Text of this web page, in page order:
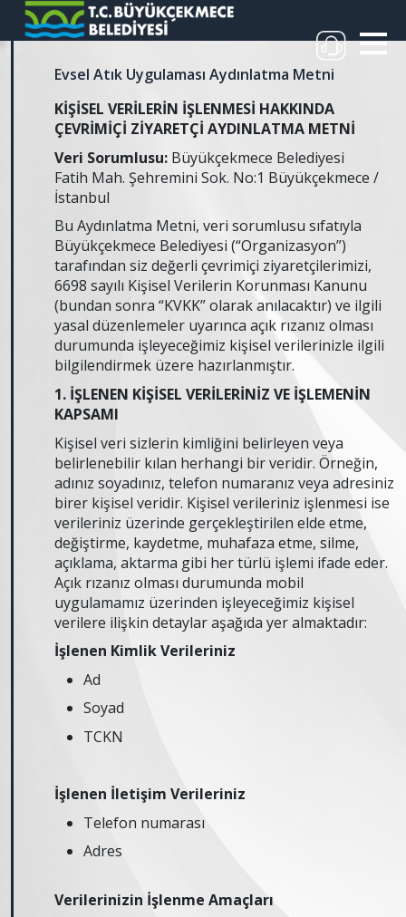
Evsel Atık Uygulaması Aydınlatma Metni
KİŞİSEL VERİLERİN İŞLENMESİ HAKKINDA
ÇEVRİMİÇİ ZİYARETÇİ AYDINLATMA METNİ
Veri Sorumlusu: Büyükçekmece Belediyesi
Fatih Mah. Şehremini Sok. No:1 Büyükçekmece /
İstanbul
Bu Aydınlatma Metni, veri sorumlusu sıfatıyla
Büyükçekmece Belediyesi (“Organizasyon”)
tarafından siz değerli çevrimiçi ziyaretçilerimizi,
6698 sayılı Kişisel Verilerin Korunması Kanunu
(bundan sonra “KVKK” olarak anılacaktır) ve ilgili
yasal düzenlemeler uyarınca açık rızanız olması
durumunda işleyeceğimiz kişisel verilerinizle ilgili
bilgilendirmek üzere hazırlanmıştır.
1. İŞLENEN KİŞİSEL VERİLERİNİZ VE İŞLEMENİN
KAPSAMI
Kişisel veri sizlerin kimliğini belirleyen veya
belirlenebilir kılan herhangi bir veridir. Örneğin,
adınız soyadınız, telefon numaranız veya adresiniz
birer kişisel veridir. Kişisel verileriniz işlenmesi ise
verileriniz üzerinde gerçekleştirilen elde etme,
değiştirme, kaydetme, muhafaza etme, silme,
açıklama, aktarma gibi her türlü işlemi ifade eder.
Açık rızanız olması durumunda mobil
uygulamamız üzerinden işleyeceğimiz kişisel
verilere ilişkin detaylar aşağıda yer almaktadır:
İşlenen Kimlik Verileriniz
Ad
Soyad
TCKN
İşlenen İletişim Verileriniz
Telefon numarası
Adres
Verilerinizin İşlenme Amaçları